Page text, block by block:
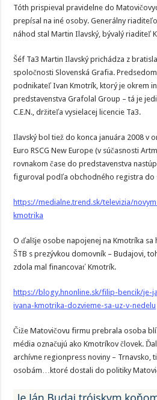
Tóth prispieval pravidelne do
prepísal na iné osoby. Generálny
náhod stal Martin Ilavský, bývalý riaditeľ
Šéf Ta3 Martin Ilavský prichádza z
spoločnosti Slovenská Grafia.
podnikateľ Ivan Kmotrík, ktorý je okrem
predstavenstva Grafolal Group – tá je
C.E.N., držiteľa vysielacej licencie Ta3.
Ilavský bol tiež do konca januára 2008 v
Euro RSCG New Europe (v súčasnosti
rovnakom čase do predstavenstva
figuroval podľa obchodného registra do
https://medialne.trend.sk/televizia/
kmotrika
O ďalšje osobe napojenej na Kmotríka
ŠTB s prezývkou domovník – Budajovi,
zdola mal financovať Kmotrík.
https://blogy.hnonline.sk/filip-bencik/je-
ivana-kmotrika-dozvieme-sa-uz-v-nedelu
Čiže Matovičovu firmu prebrala osoba
média označujú ako Kmotríkov človek.
archívne regionpress noviny – Trnavsko,
osobám…ktoré dostali do politiky